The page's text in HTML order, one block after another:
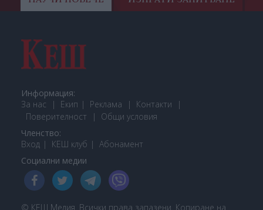
Информация:
За нас
Екип Реклама
Контакти
Поверителност
Общи условия
Членство:
Вход
КЕШ клуб Абонамент
Социални медии
© КЕШ Медия. Всички права запазени. Копиране на